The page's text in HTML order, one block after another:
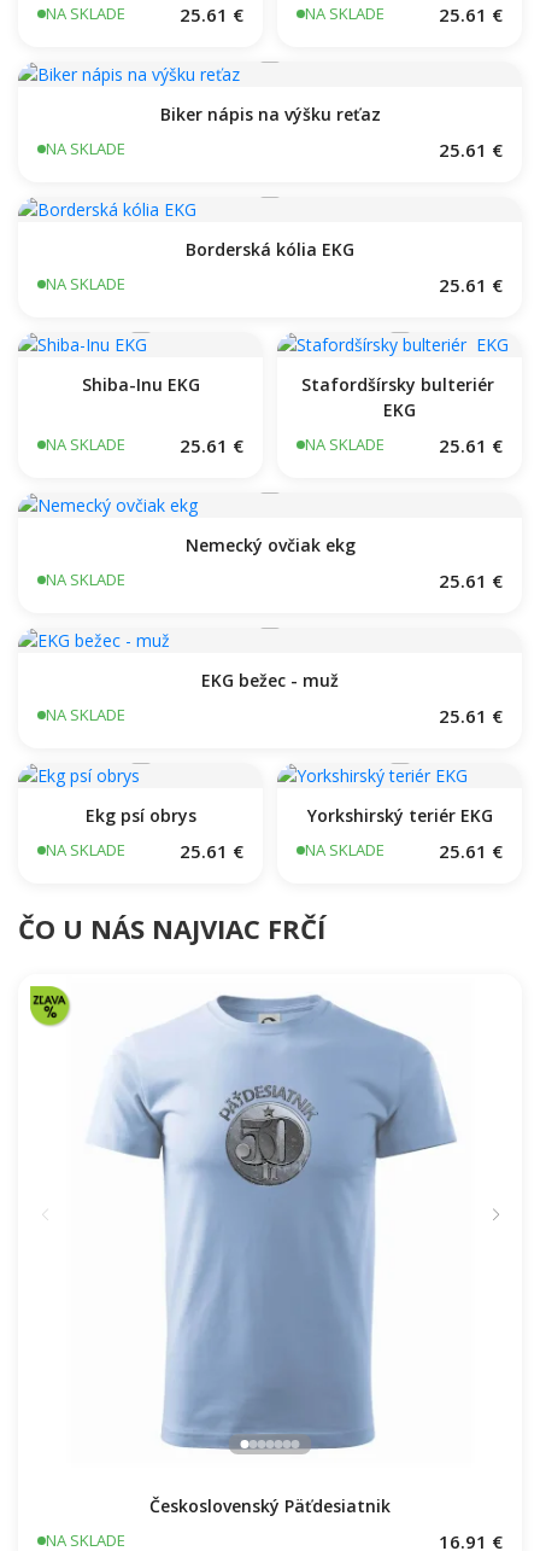
NA SKLADE 25.61 € NA SKLADE 25.61 €
Biker nápis na výšku reťaz
NA SKLADE 25.61 €
Borderská kólia EKG
NA SKLADE 25.61 €
Shiba-Inu EKG
NA SKLADE 25.61 €
Stafordšírsky bulteriér ‎
EKG
NA SKLADE 25.61 €
Nemecký ovčiak ekg
NA SKLADE 25.61 €
EKG bežec - muž
NA SKLADE 25.61 €
Ekg psí obrys
NA SKLADE 25.61 €
Yorkshirský teriér EKG
NA SKLADE 25.61 €
ČO U NÁS NAJVIAC FRČÍ
Československý Päťdesiatnik
NA SKLADE 16.91 €